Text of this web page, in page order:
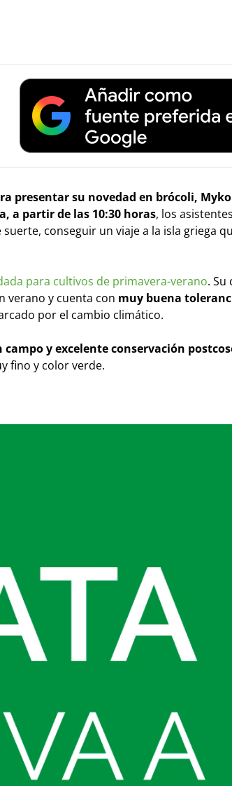
presentar su novedad en brócoli,
a partir de las 10:30 horas, los asistentes
conseguir un viaje a la isla griega
para cultivos de primavera-verano. Su
verano y cuenta con muy buena
por el cambio climático.
y excelente conservación
fino y color verde.